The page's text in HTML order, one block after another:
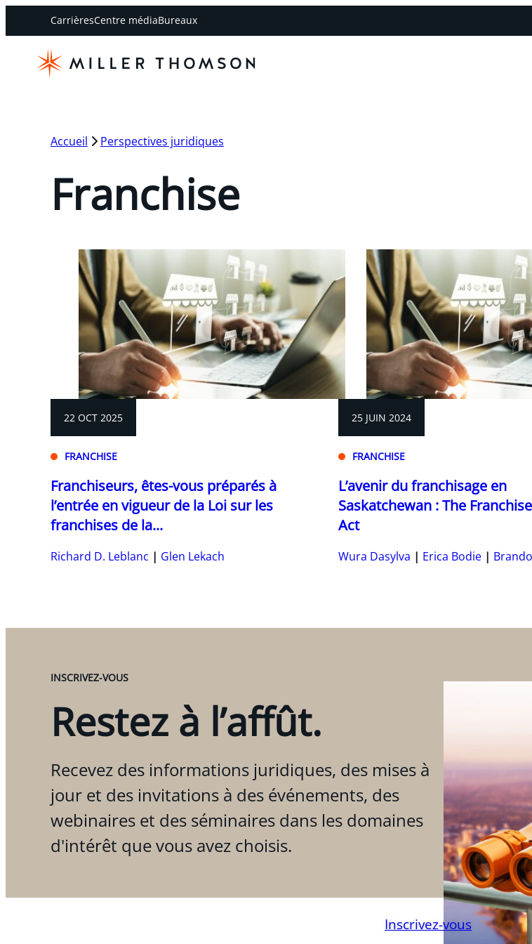
CarrièresCentre médiaBureaux
Accueil Perspectives juridiques
Franchise
22 OCT 2025
FRANCHISE
Franchiseurs, êtes-vous préparés à
l’entrée en vigueur de la Loi sur les
franchises de la...
Richard D. Leblanc Glen Lekach
25 JUIN 2024
FRANCHISE
L’avenir du franchisage en
Saskatchewan : The
Act
Wura Dasylva Erica Bodie
INSCRIVEZ-VOUS
Restez à l’affût.
Recevez des informations juridiques, des mises à
jour et des invitations à des événements, des
webinaires et des séminaires dans les domaines
d'intérêt que vous avez choisis.
Inscrivez-vous